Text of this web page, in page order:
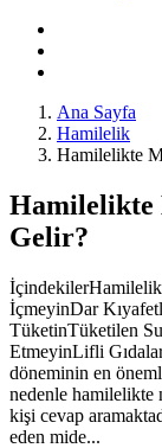
Ana Sayfa
Hamilelik
Hamilelikte
Hamilelikte
Gelir?
İçmeyinDar
TüketinTüketilen
EtmeyinLifli
döneminin en
nedenle hamilelikte
kişi cevap
eden mide...